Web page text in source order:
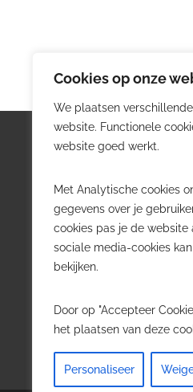
Cookies op onze
We plaatsen
website. Functionele
website goed werkt.
Met Analytische cookies
gegevens over je
cookies pas je de website
sociale media-cookies
bekijken.
Door op "Accepteer
het plaatsen van deze
Personaliseer
Logistiek.be
Logistiek.be brengt
trends en
transport,
en automatisering
willen volgen.